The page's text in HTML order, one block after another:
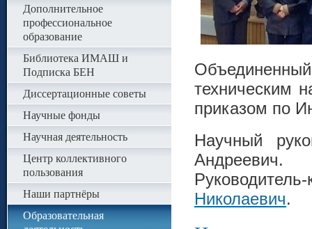
техническим
приказом по
Научный
Андреевич.
Николаевич.
Дополнительное
профессиональное
образование
Библиотека ИМАШ и
Подписка БЕН
Диссертационные советы
Научные фонды
Научная деятельность
Центр коллективного
пользования
Наши партнёры
Образовательная